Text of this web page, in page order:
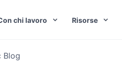
chi lavoro Risorse
Blog